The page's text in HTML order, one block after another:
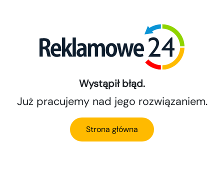
Wystąpił błąd.
Już pracujemy nad jego rozwiązaniem.
Strona główna